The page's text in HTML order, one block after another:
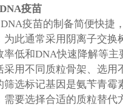
疫苗
DNA疫苗的制备简便快捷
为此通常采用阴离子交换
率低和DNA快速降解等
采用不同质粒骨架、选用
筛选标记基因是氨苄青
需要选择合适的质粒替代